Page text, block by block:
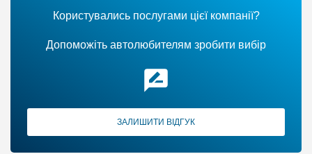
Користувались послугами цієї компанії?
Допоможіть автолюбителям зробити вибір
ЗАЛИШИТИ ВІДГУК